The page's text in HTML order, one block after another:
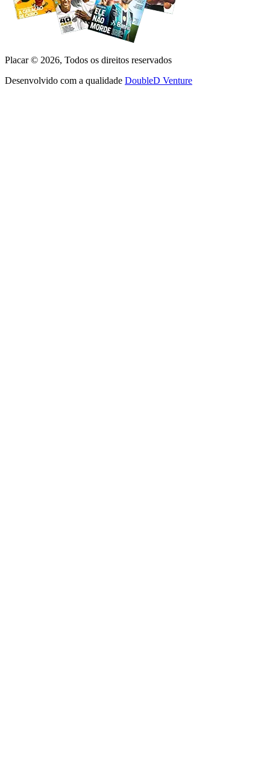
Placar © 2026, Todos os direitos reservados
Desenvolvido com a qualidade DoubleD Venture